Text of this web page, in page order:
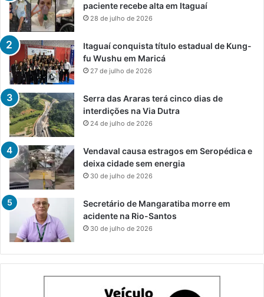
paciente recebe alta em Itaguaí
28 de julho de 2026
Itaguaí conquista título estadual de Kung-
fu Wushu em Maricá
27 de julho de 2026
Serra das Araras terá cinco dias de
interdições na Via Dutra
24 de julho de 2026
Vendaval causa estragos em Seropédica e
deixa cidade sem energia
30 de julho de 2026
Secretário de Mangaratiba morre em
acidente na Rio-Santos
30 de julho de 2026